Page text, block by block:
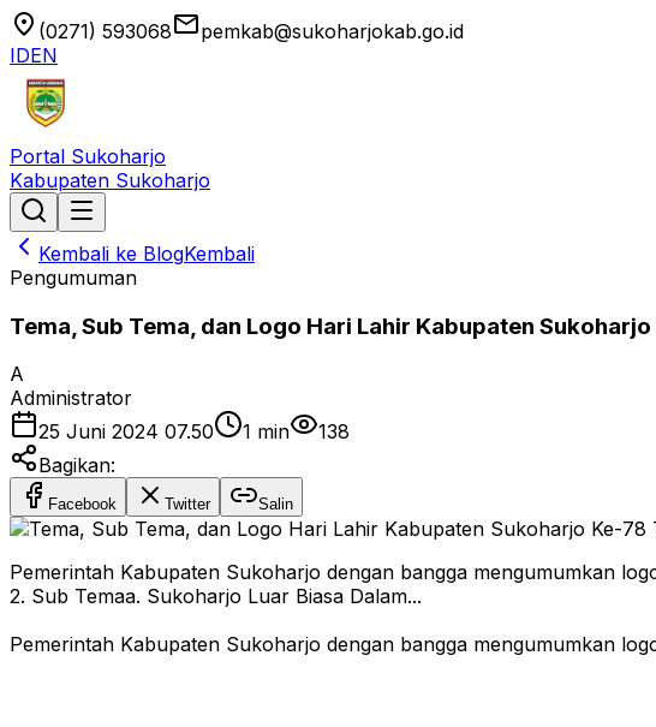
location_on (0271) 593068emailpemkab@sukoharjokab.go.id
IDEN
Portal Sukoharjo
Kabupaten Sukoharjo
Kembali ke BlogKembali
Pengumuman
Tema, Sub Tema, dan Logo Hari Lahir Kabupaten
A
Administrator
25 Juni 2024 07.50
1 min
138
Bagikan:
Facebook Twitter Salin
Pemerintah Kabupaten Sukoharjo dengan bangga mengumumkan
2. Sub Temaa. Sukoharjo Luar Biasa Dalam...
Pemerintah Kabupaten Sukoharjo dengan bangga mengumumkan